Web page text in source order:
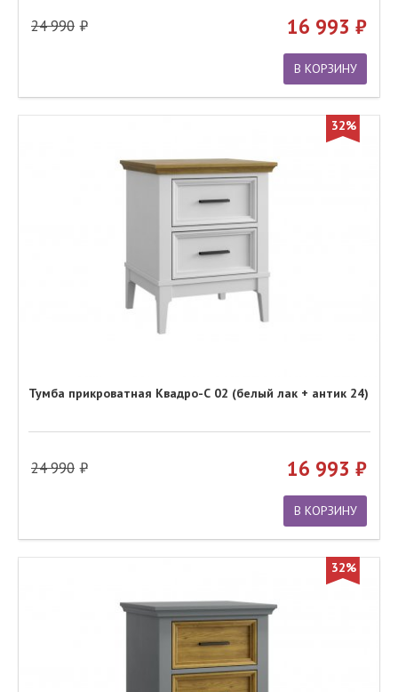
24 990 16 993
В КОРЗИНУ
32%
Тумба прикроватная Квадро-С 02 (белый лак + антик 24)
24 990 16 993
В КОРЗИНУ
32%